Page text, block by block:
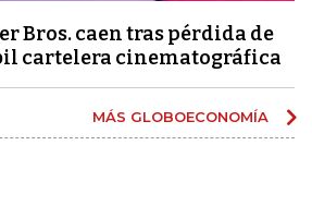
Bros. caen tras pérdida de
cartelera cinematográfica
MÁS GLOBOECONOMÍA